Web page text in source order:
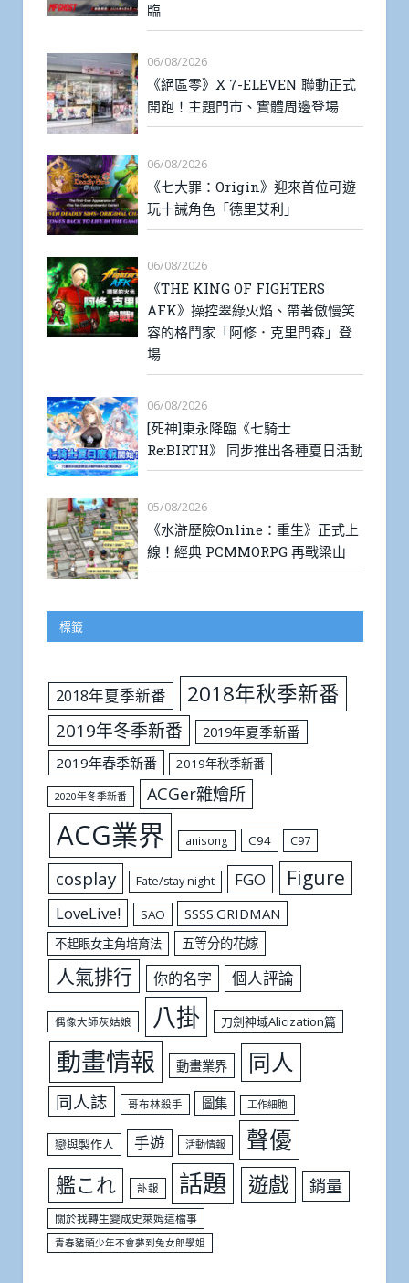
臨
06/08/2026
《絕區零》X 7-ELEVEN 聯動正式
開跑！主題門市、實體周邊登場
06/08/2026
《七大罪：Origin》迎來首位可遊
玩十誡角色「德里艾利」
06/08/2026
《THE KING OF FIGHTERS
AFK》操控翠綠火焰、帶著傲慢笑
容的格鬥家「阿修．克里門森」登
場
06/08/2026
[死神]東永降臨《七騎士
Re:BIRTH》 同步推出各種夏日活動
05/08/2026
《水滸歷險Online：重生》正式上
線！經典 PCMMORPG 再戰梁山
標籤
2018年夏季新番 2018年秋季新番
2019年冬季新番
2019年夏季新番
2019年春季新番
2019年秋季新番
2020年冬季新番 ACGer雜燴所
ACG業界 anisong C94 C97
cosplay Fate/stay night FGO Figure
LoveLive! SAO SSSS.GRIDMAN
不起眼女主角培育法 五等分的花嫁
人氣排行 你的名字 個人評論
偶像大師灰姑娘 八掛 刀劍神域Alicization篇
動畫情報 動畫業界 同人
同人誌 哥布林殺手 圖集 工作細胞
戀與製作人 手遊 活動情報 聲優
艦これ 訃報 話題 遊戲 銷量
關於我轉生變成史萊姆這檔事
青春豬頭少年不會夢到兔女郎學姐